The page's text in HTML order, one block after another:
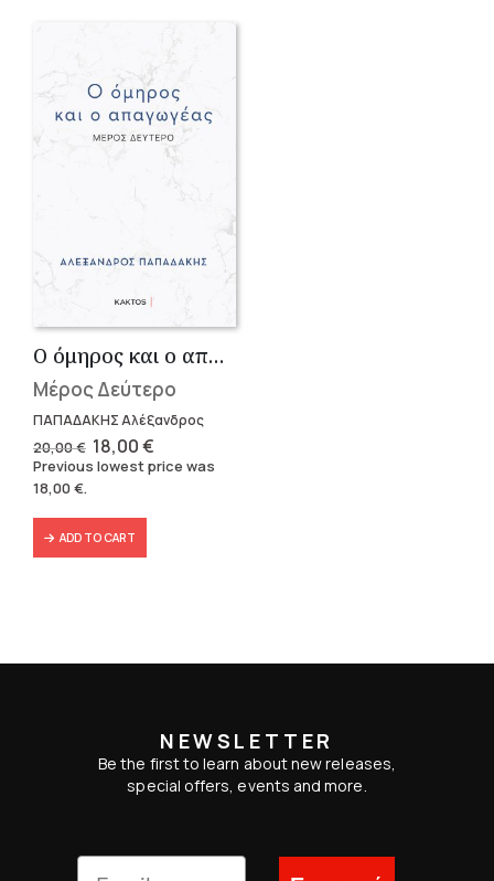
Ο όμηρος και ο απαγωγέας
Μέρος Δεύτερο
ΠΑΠΑΔΑΚΗΣ Αλέξανδρος
20,00€ Original
price
was:
18,00€Current
price
is:
Previous lowest price was
18,00€.
ADD TO CART
NEWSLETTER
Be the first to learn about new releases,
special offers, events and more.